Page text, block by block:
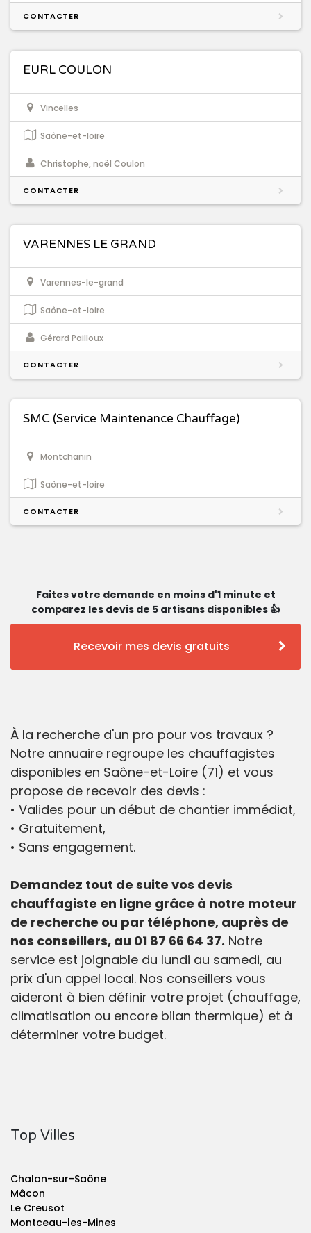
CONTACTER
EURL COULON
Vincelles
Saône-et-loire
Christophe, noël Coulon
CONTACTER
VARENNES LE GRAND
Varennes-le-grand
Saône-et-loire
Gérard Pailloux
CONTACTER
SMC (Service Maintenance Chauffage)
Montchanin
Saône-et-loire
CONTACTER
Faites votre demande en moins d'1 minute et
comparez les devis de 5 artisans disponibles 👍
Recevoir mes devis gratuits
À la recherche d'un pro pour vos travaux ?
Notre annuaire regroupe les chauffagistes
disponibles en Saône-et-Loire (71) et vous
propose de recevoir des devis :
• Valides pour un début de chantier immédiat,
• Gratuitement,
• Sans engagement.
Demandez tout de suite vos devis
chauffagiste en ligne grâce à notre moteur
de recherche ou par téléphone, auprès de
nos conseillers, au 01 87 66 64 37. Notre
service est joignable du lundi au samedi, au
prix d'un appel local. Nos conseillers vous
aideront à bien définir votre projet (chauffage,
climatisation ou encore bilan thermique) et à
déterminer votre budget.
Top Villes
Chalon-sur-Saône
Mâcon
Le Creusot
Montceau-les-Mines